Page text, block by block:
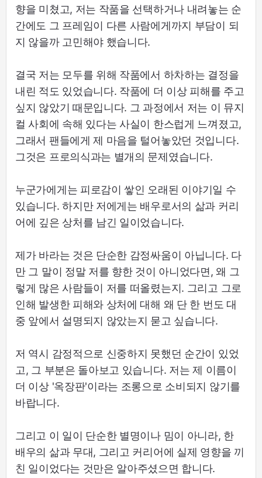
향을 미쳤고, 저는 작품을 선택하거나 내려놓는 순
간에도 그 프레임이 다른 사람에게까지 부담이 되
지 않을까 고민해야 했습니다.
결국 저는 모두를 위해 작품에서 하차하는 결정을
내린 적도 있었습니다. 작품에 더 이상 피해를 주고
싶지 않았기 때문입니다. 그 과정에서 저는 이 뮤지
컬 사회에 속해 있다는 사실이 한스럽게 느껴졌고,
그래서 팬들에게 제 마음을 털어놓았던 것입니다.
그것은 프로의식과는 별개의 문제였습니다.
누군가에게는 피로감이 쌓인 오래된 이야기일 수
있습니다. 하지만 저에게는 배우로서의 삶과 커리
어에 깊은 상처를 남긴 일이었습니다.
제가 바라는 것은 단순한 감정싸움이 아닙니다. 다
만 그 말이 정말 저를 향한 것이 아니었다면, 왜 그
렇게 많은 사람들이 저를 떠올렸는지. 그리고 그로
인해 발생한 피해와 상처에 대해 왜 단 한 번도 대
중 앞에서 설명되지 않았는지 묻고 싶습니다.
저 역시 감정적으로 신중하지 못했던 순간이 있었
고, 그 부분은 돌아보고 있습니다. 저는 제 이름이
더 이상 '옥장판'이라는 조롱으로 소비되지 않기를
바랍니다.
그리고 이 일이 단순한 별명이나 밈이 아니라, 한
배우의 삶과 무대, 그리고 커리어에 실제 영향을 끼
친 일이었다는 것만은 알아주셨으면 합니다.